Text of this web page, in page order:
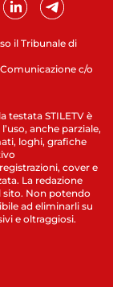
il Tribunale di
c/o
testata STILETV è
anche parziale,
loghi, grafiche
cover e
La redazione
sito. Non potendo
ad eliminarli su
e oltraggiosi.